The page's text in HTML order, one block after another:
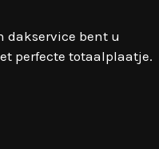
dakservice bent u
perfecte totaalplaatje.